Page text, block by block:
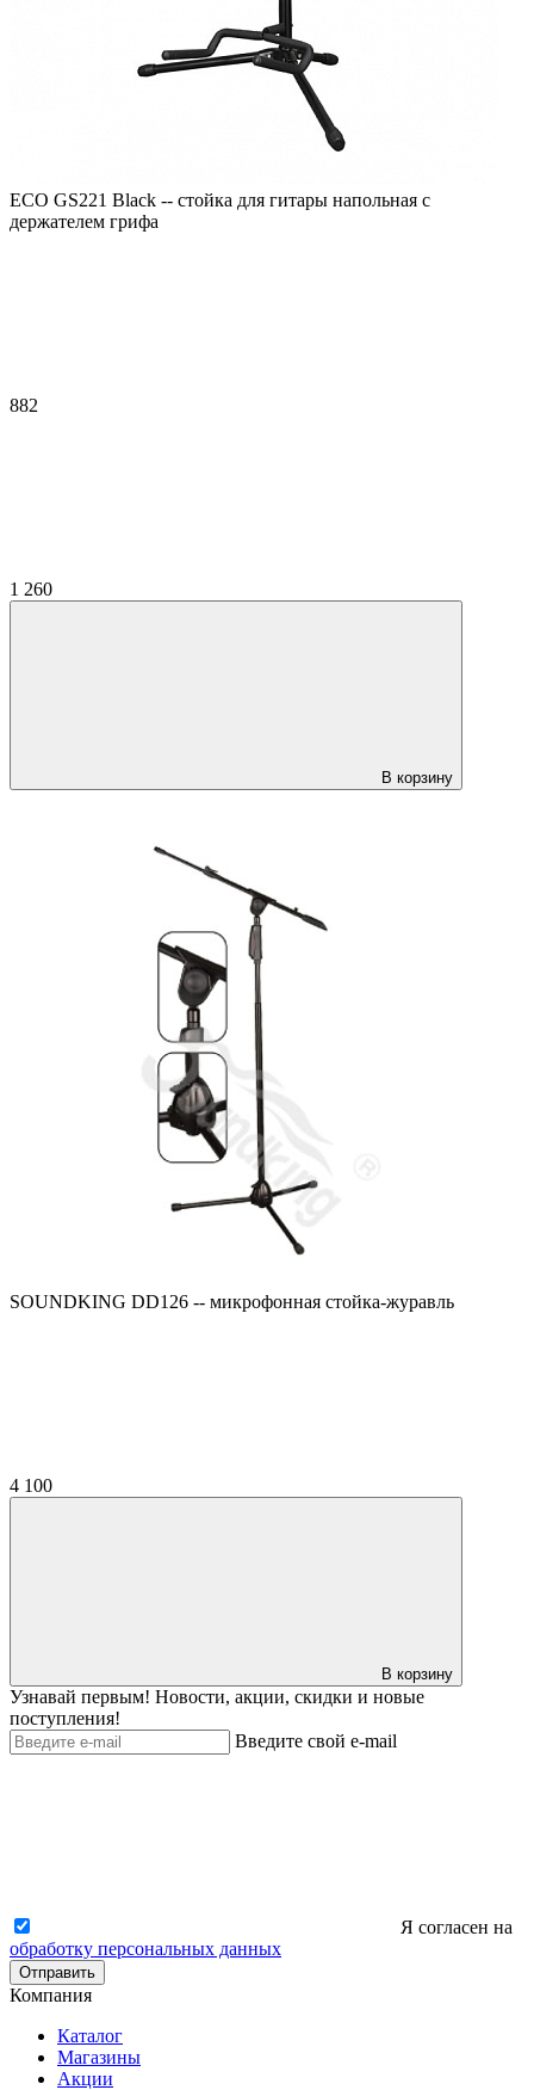
ECO GS221 Black -- стойка для гитары напольная с
держателем грифа
882
1 260
В корзину
SOUNDKING DD126 -- микрофонная стойка-журавль
4 100
В корзину
Узнавай первым! Новости, акции, скидки и новые
поступления!
Введите свой e-mail
Я согласен на
обработку персональных данных
Отправить
Компания
Каталог
Магазины
Акции